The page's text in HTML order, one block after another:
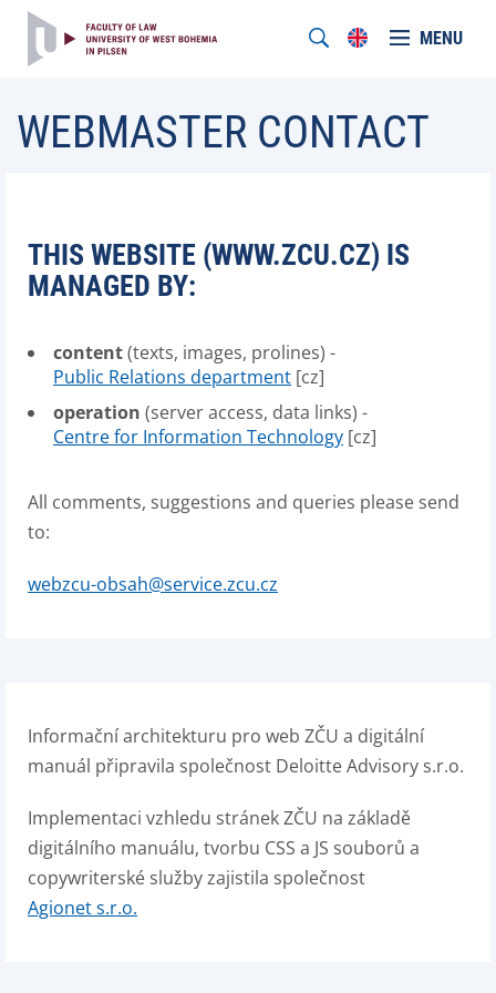
MENU
WEBMASTER CONTACT
THIS WEBSITE (WWW.ZCU.CZ) IS
MANAGED BY:
content(texts, images, prolines) -
Public Relations department [cz]
operation (server access, data links) -
Centre for Information Technology [cz]
All comments, suggestions and queries please send
to:
webzcu-obsah@service.zcu.cz
Informační architekturu pro web ZČU a digitální
manuál připravila společnost Deloitte Advisory s.r.o.
Implementaci vzhledu stránek ZČU na základě
digitálního manuálu, tvorbu CSS a JS souborů a
copywriterské služby zajistila společnost
Agionet s.r.o.